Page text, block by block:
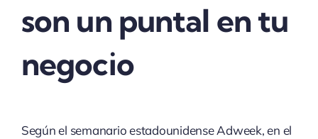
son un puntal en tu
negocio
Según el semanario estadounidense Adweek, en el